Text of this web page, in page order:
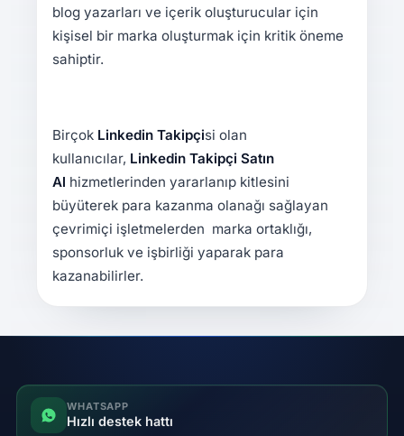
blog yazarları ve içerik oluşturucular için
kişisel bir marka oluşturmak için kritik öneme
sahiptir.
Birçok Linkedin Takipçisi olan
kullanıcılar, Linkedin Takipçi Satın
Al hizmetlerinden yararlanıp kitlesini
büyüterek para kazanma olanağı sağlayan
çevrimiçi işletmelerden marka ortaklığı,
sponsorluk ve işbirliği yaparak para
kazanabilirler.
WHATSAPP
Hızlı destek hattı